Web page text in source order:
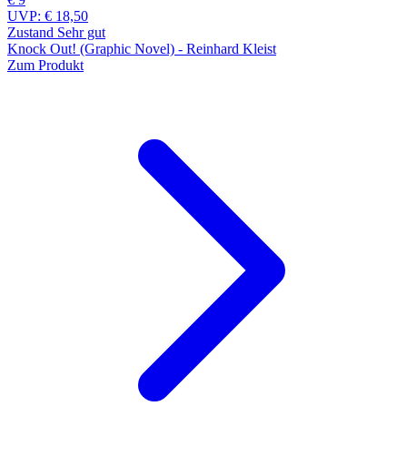
UVP: € 18,50
Zustand Sehr gut
Knock Out! (Graphic Novel) - Reinhard Kleist
Zum Produkt